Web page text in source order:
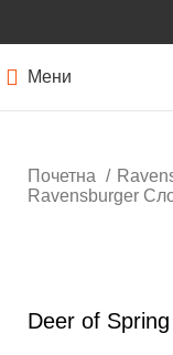
Мени
Почетна
Ravensburger
Deer of Spring